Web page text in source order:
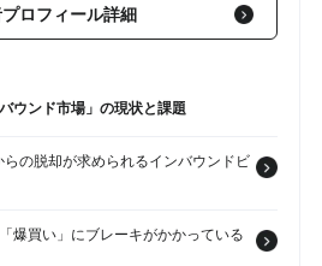
ロフィール詳細
ウンド市場」の現状と課題
らの脱却が求められるインバウンドビ
爆買い」にブレーキがかかっている